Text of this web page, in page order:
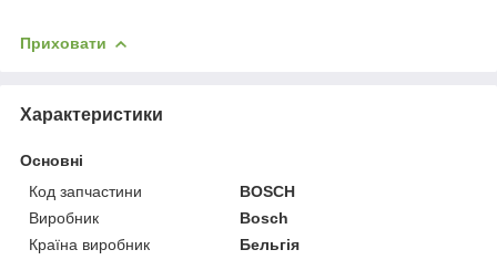
Приховати
Характеристики
Основні
Код запчастини
BOSCH
Виробник
Bosch
Країна виробник
Бельгія